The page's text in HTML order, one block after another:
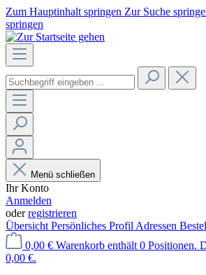
Zum Hauptinhalt springen Zur Suche
springen
Menü schließen
Ihr Konto
Anmelden
oderregistrieren
Übersicht Persönliches Profil Adressen
0,00 € Warenkorb enthält 0 Positionen.
0,00 €.